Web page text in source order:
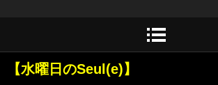
【水曜日のSeul(e)】